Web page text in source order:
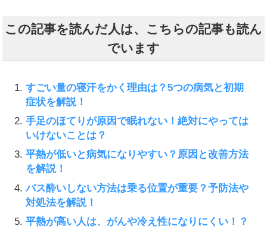
この記事を読んだ人は、こちらの記事も読ん
でいます
すごい量の寝汗をかく理由は？5つの病気と初期
症状を解説！
手足のほてりが原因で眠れない！絶対にやっては
いけないことは？
平熱が低いと病気になりやすい？原因と改善方法
を解説！
バス酔いしない方法は乗る位置が重要？予防法や
対処法を解説！
平熱が高い人は、がんや冷え性になりにくい！？